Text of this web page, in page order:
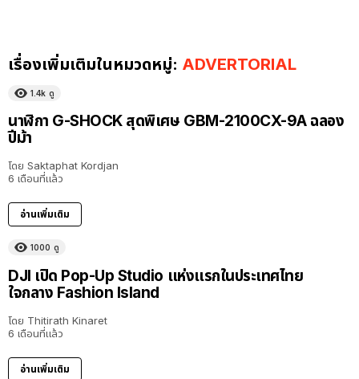
เรื่องเพิ่มเติมในหมวดหมู่: ADVERTORIAL
1.4k ดู
นาฬิกา G-SHOCK สุดพิเศษ GBM-2100CX-9A ฉลอง
ปีม้า
โดย Saktaphat Kordjan
6 เดือนที่แล้ว
อ่านเพิ่มเติม
1000 ดู
DJI เปิด Pop-Up Studio แห่งแรกในประเทศไทย
ใจกลาง Fashion Island
โดย Thitirath Kinaret
6 เดือนที่แล้ว
อ่านเพิ่มเติม